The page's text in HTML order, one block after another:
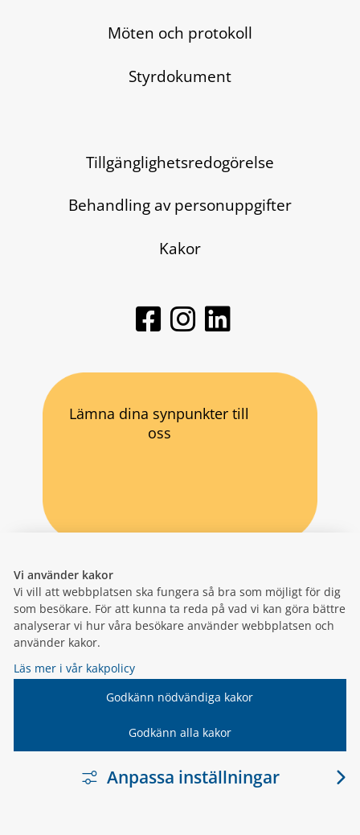
Vi använder kakor
Vi vill att webbplatsen ska fungera så bra som möjligt för dig
som besökare. För att kunna ta reda på vad vi kan göra bättre
analyserar vi hur våra besökare använder webbplatsen och
använder kakor.
Läs mer i vår kakpolicy
Godkänn nödvändiga kakor
Godkänn alla kakor
Anpassa inställningar
Möten och protokoll
Styrdokument
Tillgänglighetsredogörelse
Behandling av personuppgifter
Kakor
Lämna dina synpunkter till
oss